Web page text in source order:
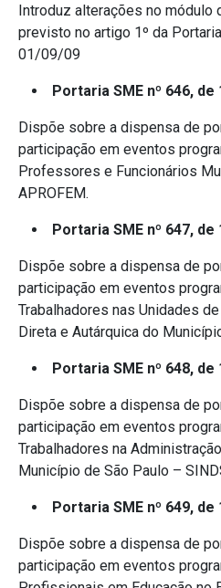
Introduz alterações no módulo
previsto no artigo 1º da
01/09/09
Portaria SME nº 646, de
Dispõe sobre a dispensa de
participação em eventos
Professores e Funcionários
APROFEM.
Portaria SME nº 647, de
Dispõe sobre a dispensa de
participação em eventos
Trabalhadores nas Unidades
Direta e Autárquica do
Portaria SME nº 648, de
Dispõe sobre a dispensa de
participação em eventos
Trabalhadores na
Município de São Paulo –
Portaria SME nº 649, de
Dispõe sobre a dispensa de
participação em eventos